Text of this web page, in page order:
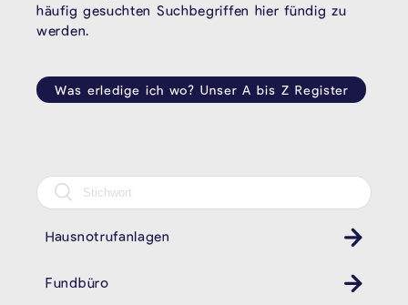
häufig gesuchten Suchbegriffen hier fündig zu
werden.
Was erledige ich wo? Unser A bis Z Register
Hausnotrufanlagen
Fundbüro